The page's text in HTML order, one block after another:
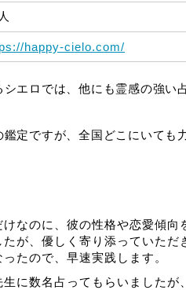
happy-cielo.com/
エロでは、他にも霊感の強い
定ですが、全国どこにいても
なのに、彼の性格や恋愛傾
たが、優しく寄り添っていた
たので、早速実践します。
生に数名占ってもらいました